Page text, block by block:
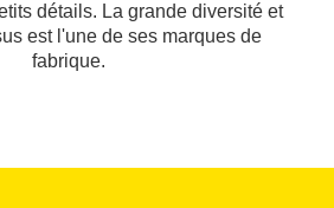
détails. La grande diversité et
est l'une de ses marques de
fabrique.